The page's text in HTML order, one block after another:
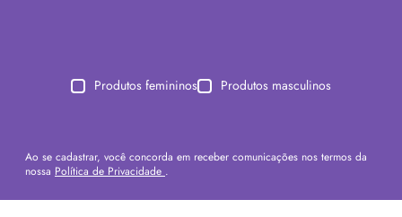
Produtos femininos Produtos masculinos
Ao se cadastrar, você concorda em receber comunicações nos termos da
nossa Política de Privacidade .